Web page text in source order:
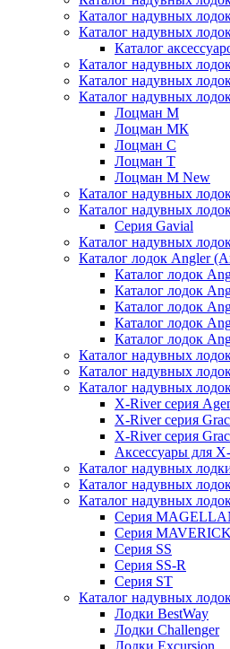
Каталог надувных
Каталог надувных
Каталог
Каталог надувных
Каталог надувных
Каталог надувных
Лоцман М
Лоцман МК
Лоцман С
Лоцман Т
Лоцман М New
Каталог надувных
Каталог надувных
Серия Gavial
Каталог надувных
Каталог лодок Angler
Каталог лодок
Каталог лодок
Каталог лодок
Каталог лодок
Каталог лодок
Каталог надувных
Каталог надувных
Каталог надувных
X-River серия
X-River серия
X-River серия
Аксессуары для
Каталог надувных
Каталог надувных
Каталог надувных
Серия
Серия MAVERICK
Серия SS
Серия SS-R
Серия ST
Каталог надувных
Лодки BestWay
Лодки Challenger
Лодки Excursion